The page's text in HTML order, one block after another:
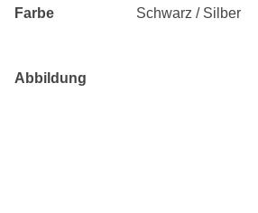
Farbe Schwarz / Silber
Abbildung